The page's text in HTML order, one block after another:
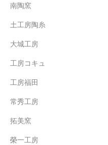
南陶窯
土工房陶糸
大城工房
工房コキュ
工房福田
常秀工房
拓美窯
榮一工房